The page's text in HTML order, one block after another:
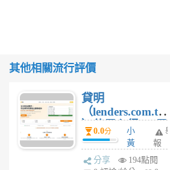
其他相關流行評價
貸明
（lenders.com.tw
）使用心得 — 民
間貸款比較平台
體驗
0.0分
小
黃
蜂
1
舉
報
分享
194點閱